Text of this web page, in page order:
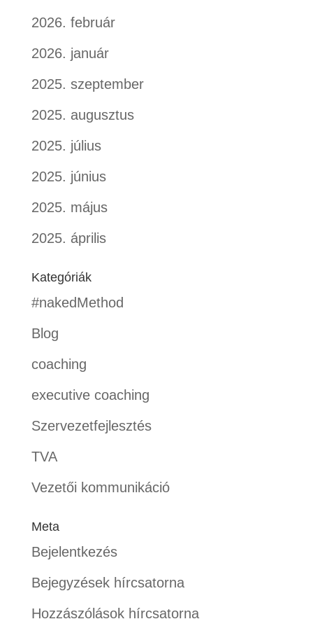
2026. február
2026. január
2025. szeptember
2025. augusztus
2025. július
2025. június
2025. május
2025. április
Kategóriák
#nakedMethod
Blog
coaching
executive coaching
Szervezetfejlesztés
TVA
Vezetői kommunikáció
Meta
Bejelentkezés
Bejegyzések hírcsatorna
Hozzászólások hírcsatorna